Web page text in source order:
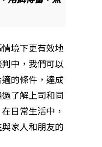
境下更有效地
中，我們可以
的條件，達成
了解上司和同
日常生活中，
家人和朋友的